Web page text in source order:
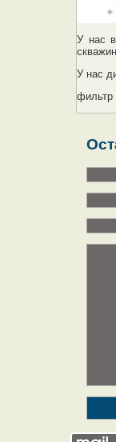
У нас
У нас
фильтр